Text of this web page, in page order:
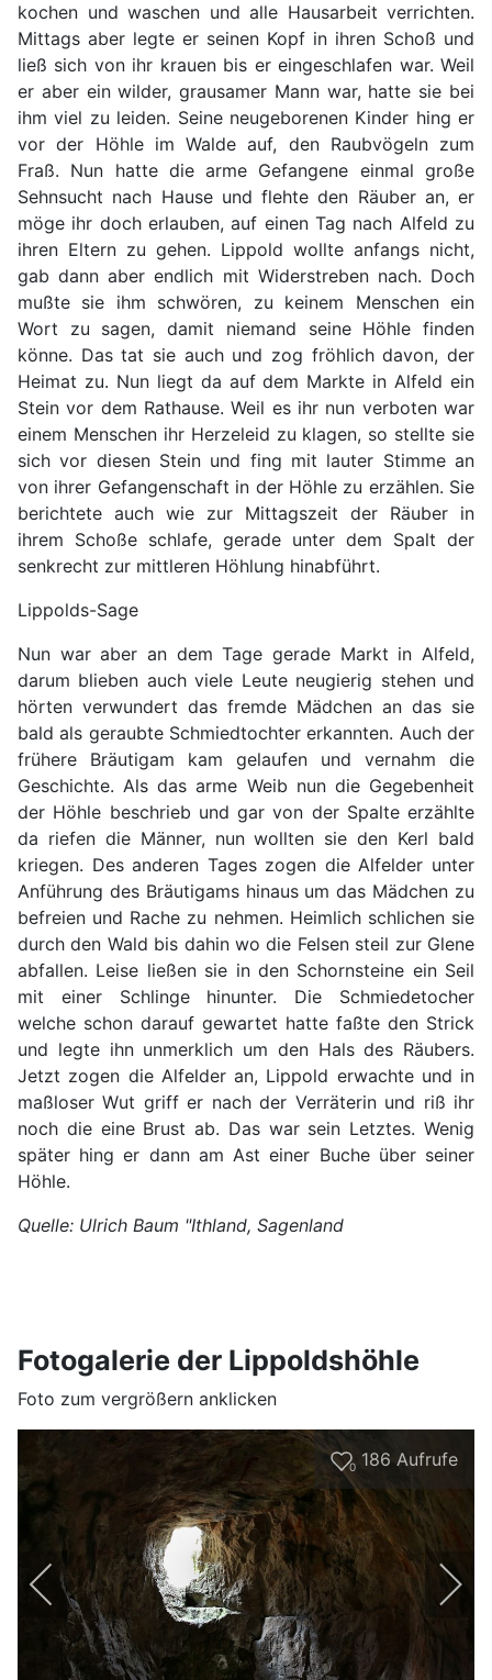
kochen und waschen und alle Hausarbeit verrichten.
Mittags aber legte er seinen Kopf in ihren Schoß und
ließ sich von ihr krauen bis er eingeschlafen war. Weil
er aber ein wilder, grausamer Mann war, hatte sie bei
ihm viel zu leiden. Seine neugeborenen Kinder hing er
vor der Höhle im Walde auf, den Raubvögeln zum
Fraß. Nun hatte die arme Gefangene einmal große
Sehnsucht nach Hause und flehte den Räuber an, er
möge ihr doch erlauben, auf einen Tag nach Alfeld zu
ihren Eltern zu gehen. Lippold wollte anfangs nicht,
gab dann aber endlich mit Widerstreben nach. Doch
mußte sie ihm schwören, zu keinem Menschen ein
Wort zu sagen, damit niemand seine Höhle finden
könne. Das tat sie auch und zog fröhlich davon, der
Heimat zu. Nun liegt da auf dem Markte in Alfeld ein
Stein vor dem Rathause. Weil es ihr nun verboten war
einem Menschen ihr Herzeleid zu klagen, so stellte sie
sich vor diesen Stein und fing mit lauter Stimme an
von ihrer Gefangenschaft in der Höhle zu erzählen. Sie
berichtete auch wie zur Mittagszeit der Räuber in
ihrem Schoße schlafe, gerade unter dem Spalt der
senkrecht zur mittleren Höhlung hinabführt.
Lippolds-Sage
Nun war aber an dem Tage gerade Markt in Alfeld,
darum blieben auch viele Leute neugierig stehen und
hörten verwundert das fremde Mädchen an das sie
bald als geraubte Schmiedtochter erkannten. Auch der
frühere Bräutigam kam gelaufen und vernahm die
Geschichte. Als das arme Weib nun die Gegebenheit
der Höhle beschrieb und gar von der Spalte erzählte
da riefen die Männer, nun wollten sie den Kerl bald
kriegen. Des anderen Tages zogen die Alfelder unter
Anführung des Bräutigams hinaus um das Mädchen zu
befreien und Rache zu nehmen. Heimlich schlichen sie
durch den Wald bis dahin wo die Felsen steil zur Glene
abfallen. Leise ließen sie in den Schornsteine ein Seil
mit einer Schlinge hinunter. Die Schmiedetocher
welche schon darauf gewartet hatte faßte den Strick
und legte ihn unmerklich um den Hals des Räubers.
Jetzt zogen die Alfelder an, Lippold erwachte und in
maßloser Wut griff er nach der Verräterin und riß ihr
noch die eine Brust ab. Das war sein Letztes. Wenig
später hing er dann am Ast einer Buche über seiner
Höhle.
Quelle: Ulrich Baum "Ithland, Sagenland
Fotogalerie der Lippoldshöhle
Foto zum vergrößern anklicken
0 186 Aufrufe